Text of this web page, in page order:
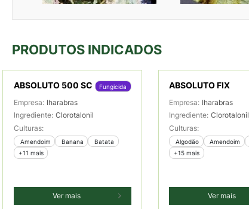
PRODUTOS INDICADOS
ABSOLUTO 500 SC Fungicida
Empresa: Iharabras
Ingrediente: Clorotalonil
Culturas:
Amendoim Banana
Batata
+11 mais
Ver mais
ABSOLUTO FIX
Empresa: Iharabras
Ingrediente: Clorotalonil
Culturas:
Algodão Amendoim
+15 mais
Ver mais